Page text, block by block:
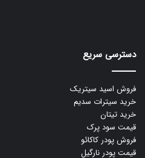
دسترسی سریع
فروش اسید سیتریک
خرید سیترات سدیم
خرید تیتان
قیمت سود پرک
فروش پودر کاکائو
قیمت پودر نارگیل